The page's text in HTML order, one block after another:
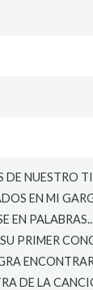
DE NUESTRO
EN MI
EN
PRIMER
DE LA